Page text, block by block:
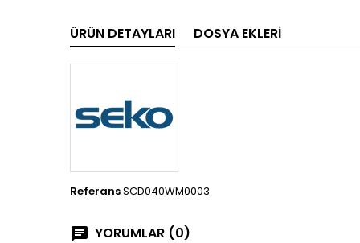
ÜRÜN DETAYLARI DOSYA EKLERI
ReferansSCD040WM0003
YORUMLAR (0)